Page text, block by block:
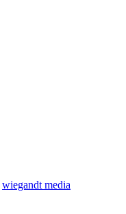
wiegandt media